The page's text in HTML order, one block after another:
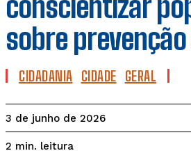
sobre
CIDADANIA CIDADE GERAL
3 de junho de 2026
2 min. leitura